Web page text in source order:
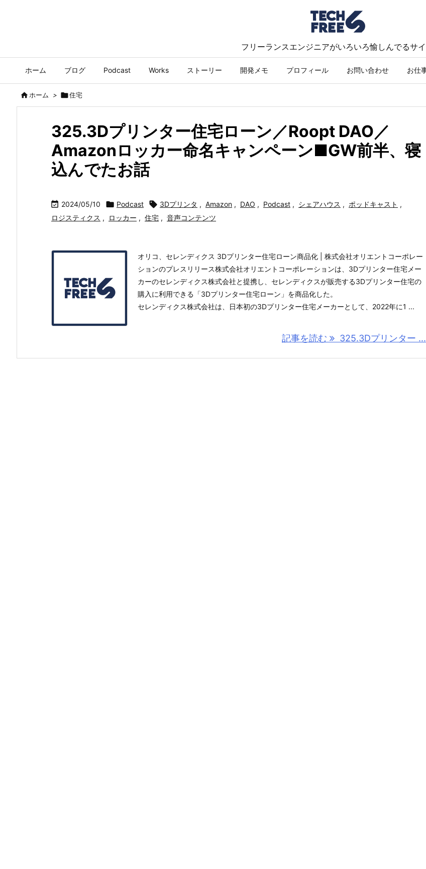
フリーランスエンジニアがいろいろ愉しんでるサイ
ホーム ブログ Podcast Works ストーリー 開発メモ プロフィール お問い合わせ お仕
ホーム > 住宅
325.3Dプリンター住宅ローン／Roopt DAO／
Amazonロッカー命名キャンペーン■GW前半、寝
込んでたお話
 2024/05/10  Podcast  3Dプリンタ , Amazon , DAO , Podcast , シェアハウス , ポッドキャスト ,
ロジスティクス , ロッカー , 住宅 , 音声コンテンツ
オリコ、セレンディクス 3Dプリンター住宅ローン商品化 | 株式会社オリエントコーポレー
ションのプレスリリース株式会社オリエントコーポレーションは、3Dプリンター住宅メー
カーのセレンディクス株式会社と提携し、セレンディクスが販売する3Dプリンター住宅の
購入に利用できる「3Dプリンター住宅ローン」を商品化した。
セレンディクス株式会社は、日本初の3Dプリンター住宅メーカーとして、2022年に1 ...
記事を読む 325.3Dプリンター ...